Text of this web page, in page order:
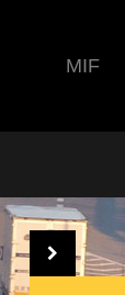
MIF